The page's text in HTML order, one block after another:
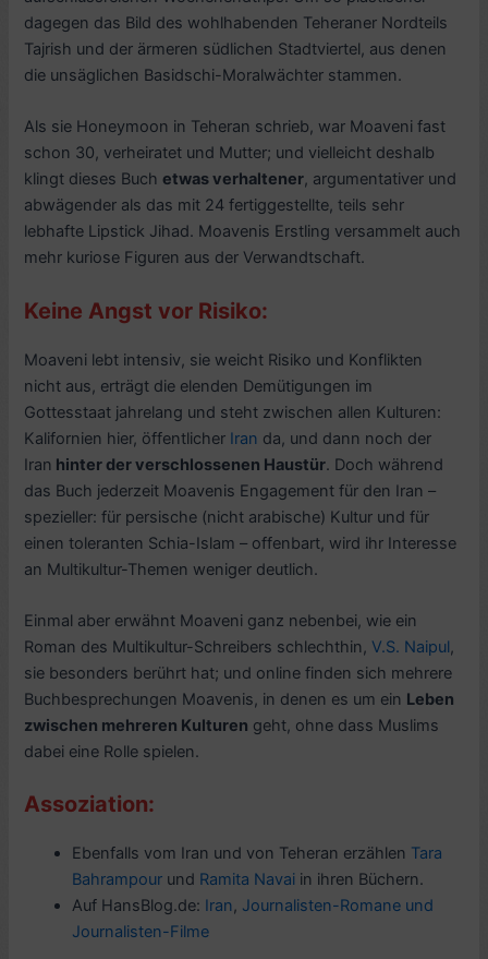
dagegen das Bild des wohlhabenden Teheraner Nordteils
Tajrish und der ärmeren südlichen Stadtviertel, aus denen
die unsäglichen Basidschi-Moralwächter stammen.
Als sie Honeymoon in Teheran schrieb, war Moaveni fast
schon 30, verheiratet und Mutter; und vielleicht deshalb
klingt dieses Buchetwas verhaltener, argumentativer und
abwägender als das mit 24 fertiggestellte, teils sehr
lebhafte Lipstick Jihad. Moavenis Erstling versammelt auch
mehr kuriose Figuren aus der Verwandtschaft.
Keine Angst vor Risiko:
Moaveni lebt intensiv, sie weicht Risiko und Konflikten
nicht aus, erträgt die elenden Demütigungen im
Gottesstaat jahrelang und steht zwischen allen Kulturen:
Kalifornien hier, öffentlicher Iran da, und dann noch der
Iran hinter der verschlossenen Haustür. Doch während
das Buch jederzeit Moavenis Engagement für den Iran –
spezieller: für persische (nicht arabische) Kultur und für
einen toleranten Schia-Islam – offenbart, wird ihr Interesse
an Multikultur-Themen weniger deutlich.
Einmal aber erwähnt Moaveni ganz nebenbei, wie ein
Roman des Multikultur-Schreibers schlechthin,V.S. Naipul,
sie besonders berührt hat; und online finden sich mehrere
Buchbesprechungen Moavenis, in denen es um ein Leben
zwischen mehreren Kulturen geht, ohne dass Muslims
dabei eine Rolle spielen.
Assoziation:
Ebenfalls vom Iran und von Teheran erzählen Tara
Bahrampour und Ramita Navai in ihren Büchern.
Auf HansBlog.de: Iran, Journalisten-Romane und
Journalisten-Filme